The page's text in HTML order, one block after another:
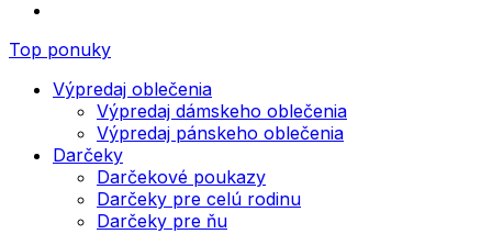
Top ponuky
Výpredaj oblečenia
Výpredaj dámskeho oblečenia
Výpredaj pánskeho oblečenia
Darčeky
Darčekové poukazy
Darčeky pre celú rodinu
Darčeky pre ňu